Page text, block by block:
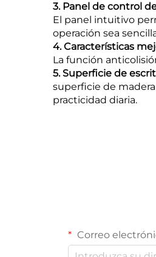
3. Panel de control
El panel intuitivo
operación sea
4. Características
La función
5. Superficie de
superficie de
practicidad diaria.
Correo